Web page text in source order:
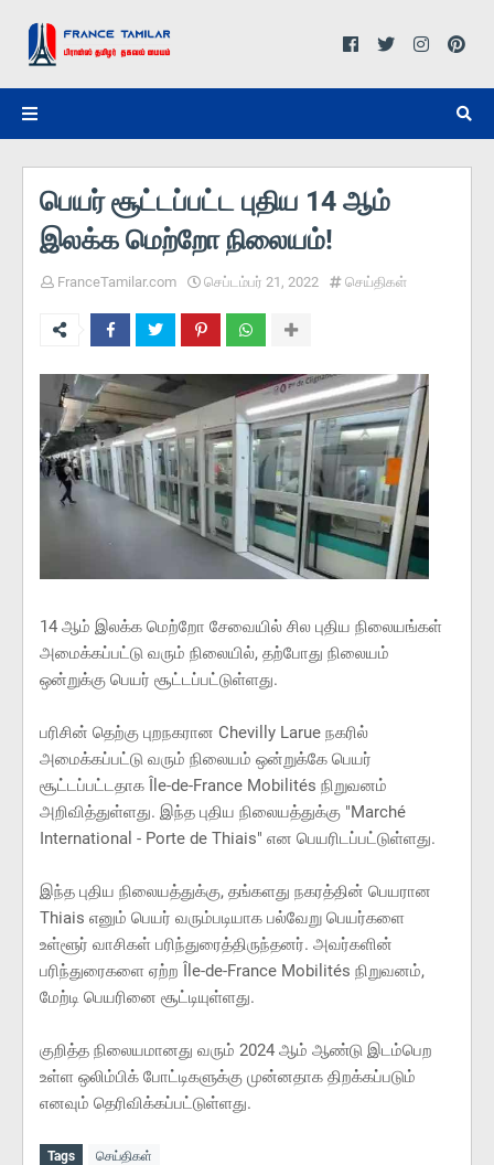
பெயர் சூட்டப்பட்ட புதிய 14 ஆம்
இலக்க மெற்றோ நிலையம்!
FranceTamilar.com செப்டம்பர் 21, 2022 செய்திகள்
14 ஆம் இலக்க மெற்றோ சேவையில் சில புதிய நிலையங்கள்
அமைக்கப்பட்டு வரும் நிலையில், தற்போது நிலையம்
ஒன்றுக்கு பெயர் சூட்டப்பட்டுள்ளது.
பரிசின் தெற்கு புறநகரான Chevilly Larue நகரில்
அமைக்கப்பட்டு வரும் நிலையம் ஒன்றுக்கே பெயர்
சூட்டப்பட்டதாக Île-de-France Mobilités நிறுவனம்
அறிவித்துள்ளது. இந்த புதிய நிலையத்துக்கு "Marché
International - Porte de Thiais" என பெயரிடப்பட்டுள்ளது.
இந்த புதிய நிலையத்துக்கு, தங்களது நகரத்தின் பெயரான
Thiais எனும் பெயர் வரும்படியாக பல்வேறு பெயர்களை
உள்ளூர் வாசிகள் பரிந்துரைத்திருந்தனர். அவர்களின்
பரிந்துரைகளை ஏற்ற Île-de-France Mobilités நிறுவனம்,
மேற்டி பெயரினை சூட்டியுள்ளது.
குறித்த நிலையமானது வரும் 2024 ஆம் ஆண்டு இடம்பெற
உள்ள ஒலிம்பிக் போட்டிகளுக்கு முன்னதாக திறக்கப்படும்
எனவும் தெரிவிக்கப்பட்டுள்ளது.
Tags செய்திகள்